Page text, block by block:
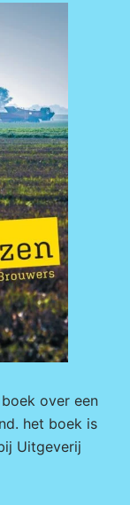
over een
het boek is
Uitgeverij